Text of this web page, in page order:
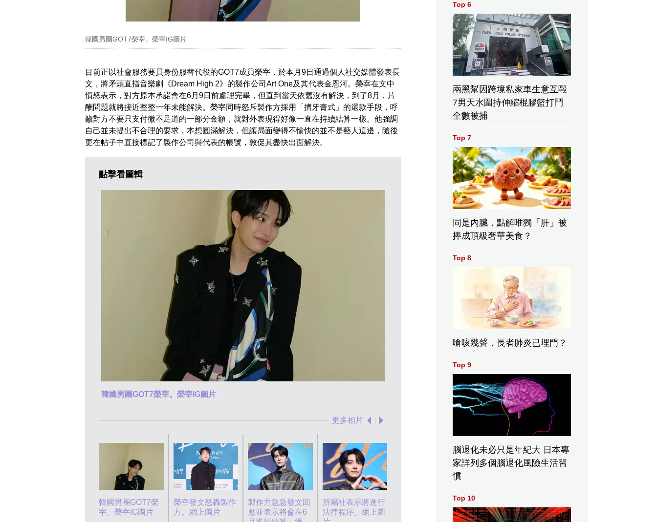
韓國男團GOT7榮宰。榮宰IG圖片
目前正以社會服務要員身份服替代役的GOT7成員榮宰，於本月9日通過個人社交媒體發表長
文，將矛頭直指音樂劇《Dream High 2》的製作公司Art One及其代表金恩河。榮宰在文中
憤怒表示，對方原本承諾會在6月9日前處理完畢，但直到當天依舊沒有解決，到了8月，片
酬問題就將接近整整一年未能解決。榮宰同時怒斥製作方採用「擠牙膏式」的還款手段，呼
籲對方不要只支付微不足道的一部分金額，就對外表現得好像一直在持續結算一樣。他強調
自己並未提出不合理的要求，本想圓滿解決，但讓局面變得不愉快的並不是藝人這邊，隨後
更在帖子中直接標記了製作公司與代表的帳號，敦促其盡快出面解決。
點擊看圖輯
韓國男團GOT7榮宰。榮宰IG圖片 榮宰發文怒轟製作方。網上圖片
更多相片
韓國男團GOT7榮
宰。榮宰IG圖片
榮宰發文怒轟製作
方。網上圖片
製作方急急發文回
應並表示將會在6
所屬社表示將進行
法律程序。網上圖
Top 6
兩黑幫因跨境私家車生意互毆
7男天水圍持伸縮棍膠籃打鬥
全數被捕
Top 7
同是內臟，點解唯獨「肝」被
捧成頂級奢華美食？
Top 8
嗆咳幾聲，長者肺炎已埋門？
Top 9
腦退化未必只是年紀大 日本專
家詳列多個腦退化風險生活習
慣
Top 10